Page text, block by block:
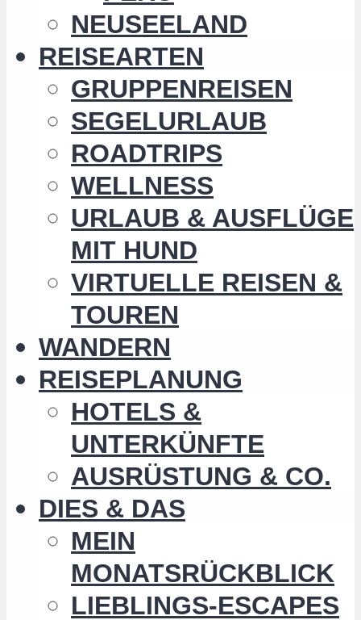
NEUSEELAND
REISEARTEN
GRUPPENREISEN
SEGELURLAUB
ROADTRIPS
WELLNESS
URLAUB & AUSFLÜGE
MIT HUND
VIRTUELLE REISEN &
TOUREN
WANDERN
REISEPLANUNG
HOTELS &
UNTERKÜNFTE
AUSRÜSTUNG & CO.
DIES & DAS
MEIN
MONATSRÜCKBLICK
LIEBLINGS-ESCAPES